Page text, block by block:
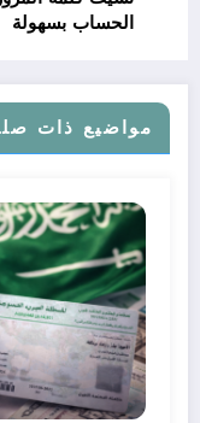
الحساب بسهولة
مواضيع ذات